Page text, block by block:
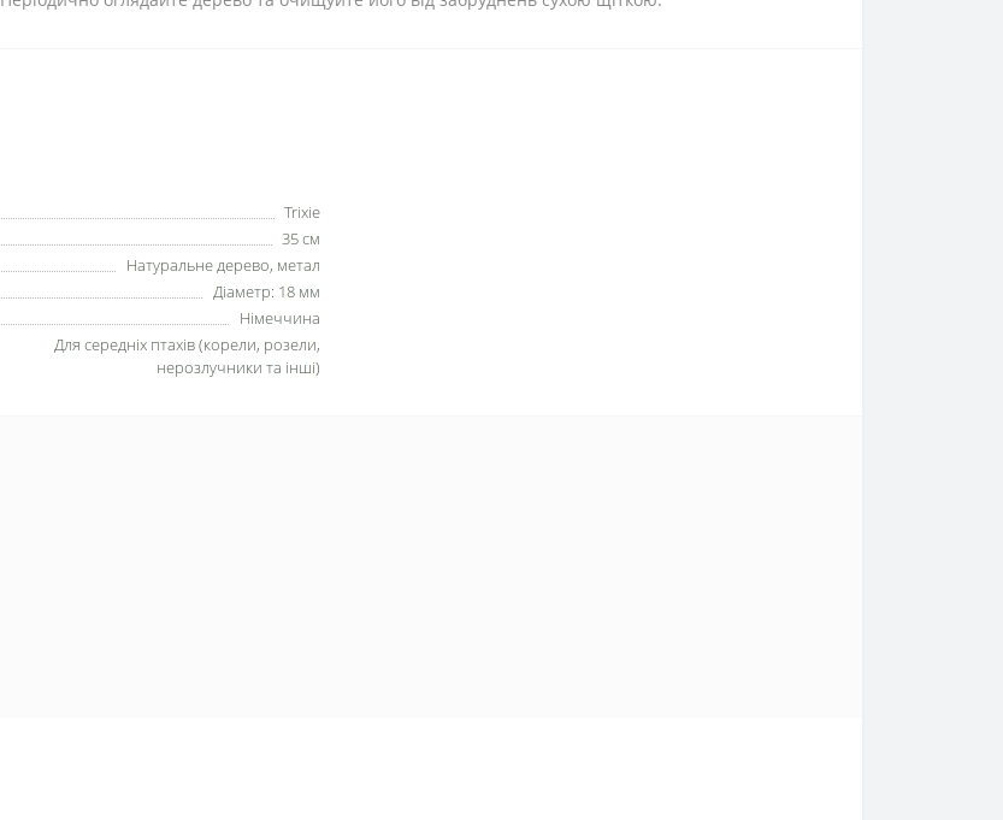
Trixie
35 см
Натуральне дерево, метал
Діаметр: 18 мм
Німеччина
Для середніх птахів (корели, розели,
нерозлучники та інші)